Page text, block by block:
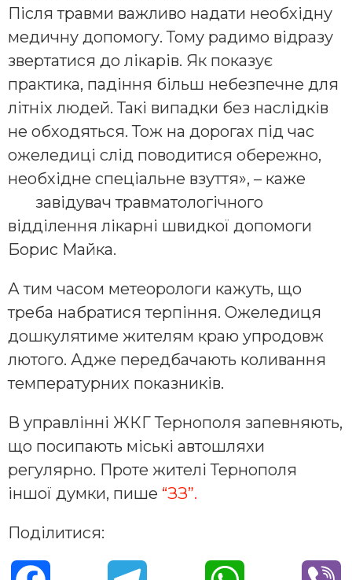
Після травми важливо надати необхідну
медичну допомогу. Тому радимо відразу
звертатися до лікарів. Як показує
практика, падіння більш небезпечне для
літніх людей. Такі випадки без наслідків
не обходяться. Тож на дорогах під час
ожеледиці слід поводитися обережно,
необхідне спеціальне взуття», – каже
завідувач травматологічного
відділення лікарні швидкої допомоги
Борис Майка.
А тим часом метеорологи кажуть, що
треба набратися терпіння. Ожеледиця
дошкулятиме жителям краю упродовж
лютого. Адже передбачають коливання
температурних показників.
В управлінні ЖКГ Тернополя запевняють,
що посипають міські автошляхи
регулярно. Проте жителі Тернополя
іншої думки, пише “ЗЗ”.
Поділитися: